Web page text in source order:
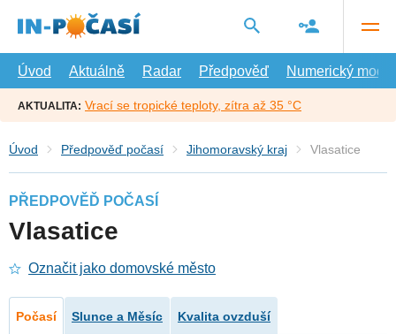
hlavní
Úvod
Aktuálně Radar Předpověď Numerický model
AKTUALITA: Vrací se tropické teploty, zítra až 35 °C
Úvod Předpověď počasí Jihomoravský kraj Vlasatice
PŘEDPOVĚĎ POČASÍ
Vlasatice
Označit jako domovské město
Počasí Slunce a Měsíc Kvalita ovzduší